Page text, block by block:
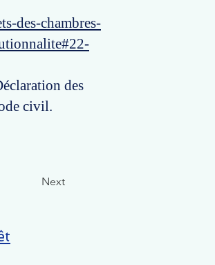
des-chambres-
des
civil.
Next